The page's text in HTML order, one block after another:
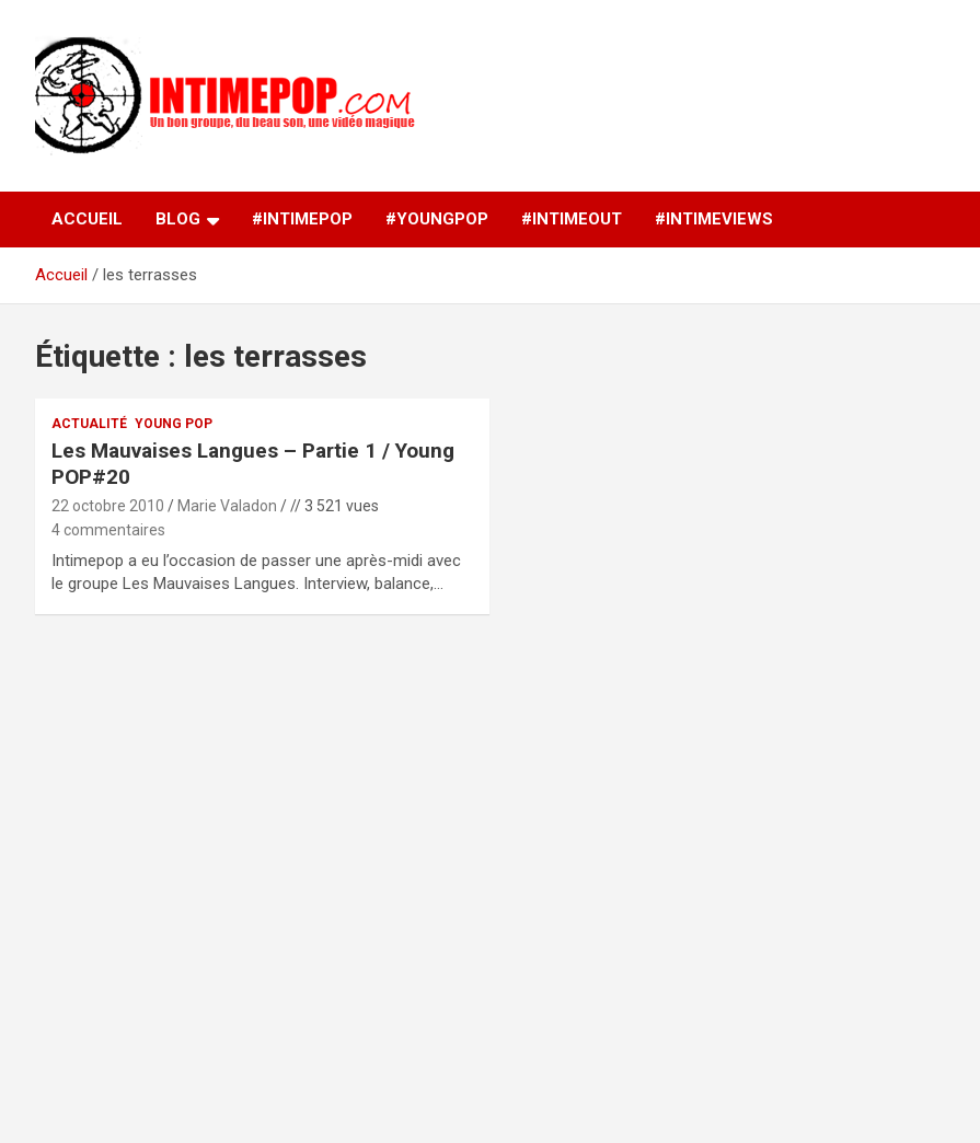
contenu
intimepop.com
musiques actuelles pop rock, post-rock, indé sur Lyon. rock pop
concert lyon
ACCUEIL BLOG #INTIMEPOP #YOUNGPOP #INTIMEOUT #INTIMEVIEWS
Accueil les terrasses
Étiquette : les terrasses
ACTUALITÉ YOUNG POP
Les Mauvaises Langues – Partie 1 / Young
POP#20
22 octobre 2010 Marie Valadon
// 3 521 vues
4 commentaires
Intimepop a eu l’occasion de passer une après-midi avec
le groupe Les Mauvaises Langues. Interview, balance,…